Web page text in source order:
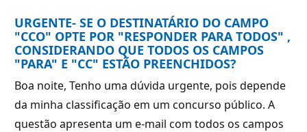
URGENTE- SE O DESTINATÁRIO DO CAMPO
"CCO" OPTE POR "RESPONDER PARA TODOS" ,
CONSIDERANDO QUE TODOS OS CAMPOS
"PARA" E "CC" ESTÃO PREENCHIDOS?
Boa noite, Tenho uma dúvida urgente, pois depende
da minha classificação em um concurso público. A
questão apresenta um e-mail com todos os campos